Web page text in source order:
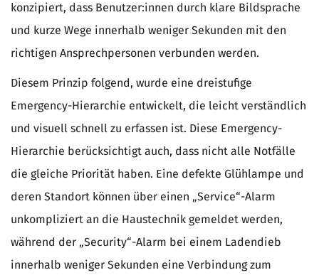
konzipiert, dass Benutzer:innen durch klare Bildsprache
und kurze Wege innerhalb weniger Sekunden mit den
richtigen Ansprechpersonen verbunden werden.
Diesem Prinzip folgend, wurde eine dreistufige
Emergency-Hierarchie entwickelt, die leicht verständlich
und visuell schnell zu erfassen ist. Diese Emergency-
Hierarchie berücksichtigt auch, dass nicht alle Notfälle
die gleiche Priorität haben. Eine defekte Glühlampe und
deren Standort können über einen „Service“-Alarm
unkompliziert an die Haustechnik gemeldet werden,
während der „Security“-Alarm bei einem Ladendieb
innerhalb weniger Sekunden eine Verbindung zum